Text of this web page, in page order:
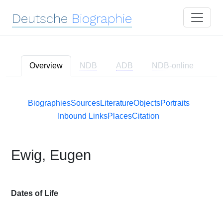
Deutsche Biographie
Overview NDB ADB NDB-online
BiographiesSourcesLiteratureObjectsPortraits
Inbound LinksPlacesCitation
Ewig, Eugen
Dates of Life